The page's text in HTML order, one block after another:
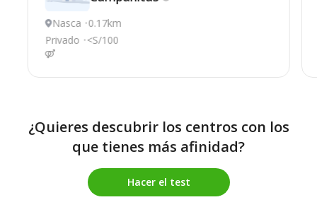
Nasca 0.17km
Privado <S/100
¿Quieres descubrir los centros con los
que tienes más afinidad?
Hacer el test